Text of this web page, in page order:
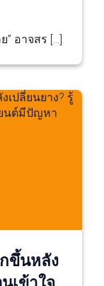
อาจสร […]
ขึ้นหลัง